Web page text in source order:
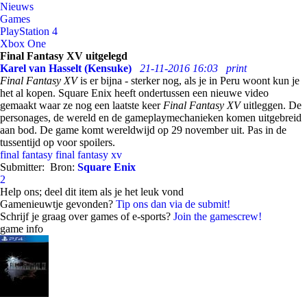
Nieuws
Games
PlayStation 4
Xbox One
Final Fantasy XV uitgelegd
Karel van Hasselt (Kensuke)
21-11-2016 16:03
print
Final Fantasy XVis er bijna - sterker nog, als je in Peru woont kun je
het al kopen. Square Enix heeft ondertussen een nieuwe video
gemaakt waar ze nog een laatste keer Final Fantasy XVuitleggen. De
personages, de wereld en de gameplaymechanieken komen uitgebreid
aan bod. De game komt wereldwijd op 29 november uit. Pas in de
tussentijd op voor spoilers.
final fantasy final fantasy xv
Submitter: Bron: Square Enix
2
Help ons; deel dit item als je het leuk vond
Gamenieuwtje gevonden? Tip ons dan via de submit!
Schrijf je graag over games of e-sports? Join the gamescrew!
game info